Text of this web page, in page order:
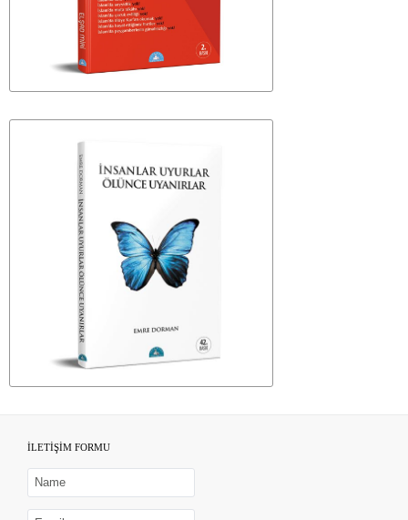
İLETİŞİM FORMU